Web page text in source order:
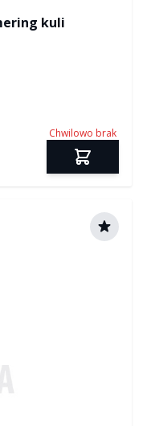
kuli
Chwilowo brak